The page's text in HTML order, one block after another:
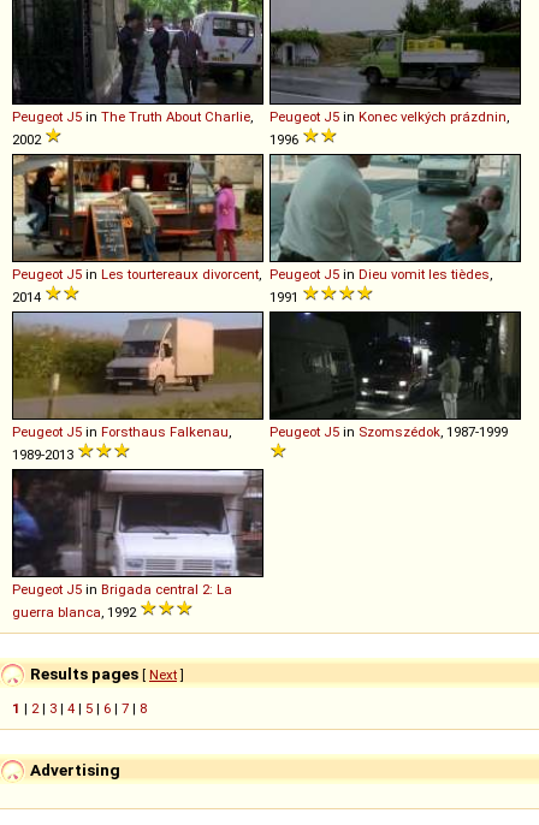
Peugeot J5 in The Truth About Charlie,
2002
Peugeot J5 in Konec velkých prázdnin,
1996
Peugeot J5 in Les tourtereaux divorcent,
2014
Peugeot J5 in Dieu vomit les tièdes,
1991
Peugeot J5 in Forsthaus Falkenau,
1989-2013
Peugeot J5 in Szomszédok, 1987-1999
Peugeot J5 in Brigada central 2: La
guerra blanca, 1992
Results pages [ Next]
1 | 2| 3 | 4 | 5 | 6 | 7 | 8
Advertising